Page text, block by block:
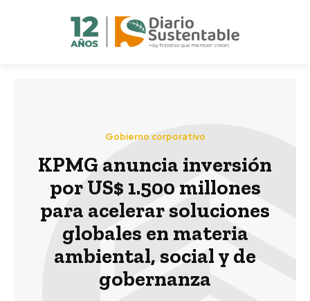
Gobierno corporativo
KPMG anuncia inversión
por US$ 1.500 millones
para acelerar soluciones
globales en materia
ambiental, social y de
gobernanza